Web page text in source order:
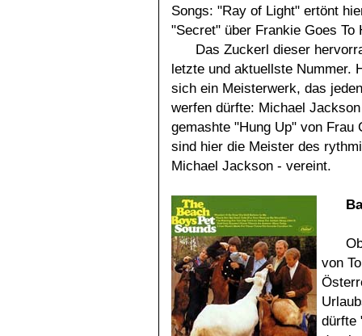
Songs: "Ray of Light" ertönt
"Secret" über Frankie Goes
Das Zuckerl dieser
letzte und aktuellste Nummer.
sich ein Meisterwerk, das
werfen dürfte: Michael
gemashte "Hung Up" von
sind hier die Meister des
Michael Jackson - vereint.
von
dürfte